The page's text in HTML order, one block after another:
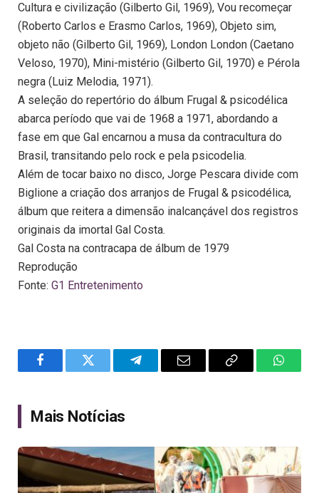
Cultura e civilização (Gilberto Gil, 1969), Vou recomeçar
(Roberto Carlos e Erasmo Carlos, 1969), Objeto sim,
objeto não (Gilberto Gil, 1969), London London (Caetano
Veloso, 1970), Mini-mistério (Gilberto Gil, 1970) e Pérola
negra (Luiz Melodia, 1971).
A seleção do repertório do álbum Frugal & psicodélica
abarca período que vai de 1968 a 1971, abordando a
fase em que Gal encarnou a musa da contracultura do
Brasil, transitando pelo rock e pela psicodelia.
Além de tocar baixo no disco, Jorge Pescara divide com
Biglione a criação dos arranjos de Frugal & psicodélica,
álbum que reitera a dimensão inalcançável dos registros
originais da imortal Gal Costa.
Gal Costa na contracapa de álbum de 1979
Reprodução
Fonte: G1 Entretenimento
FacebookTwitter TelegramEmail
Copy
Mais Notícias